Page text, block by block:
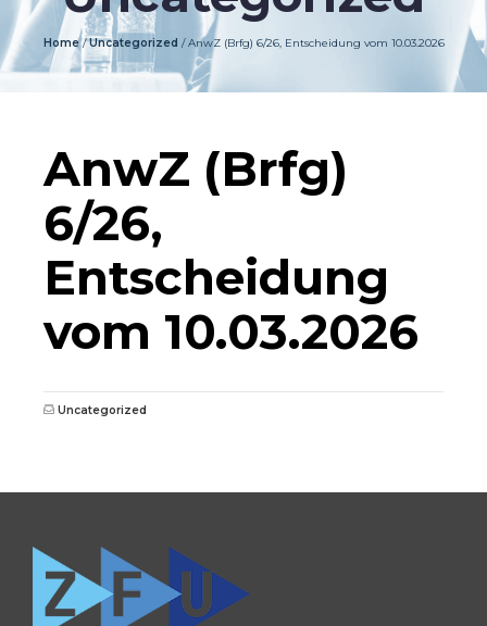
Home / Uncategorized / AnwZ (Brfg) 6/26, Entscheidung vom 10.03.2026
AnwZ (Brfg)
6/26,
Entscheidung
vom 10.03.2026
Uncategorized